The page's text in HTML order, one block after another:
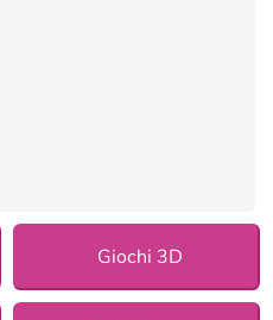
Giochi 3D